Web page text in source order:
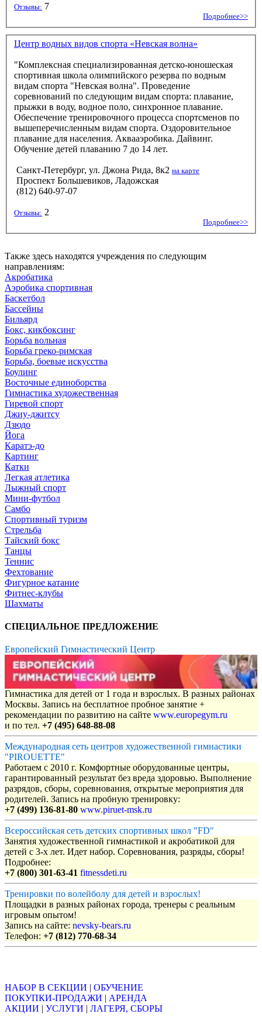
Отзывы: 7
Подробнее>>
Центр водных видов спорта «Невская волна»
"Комплексная специализированная детско-юношеская
спортивная школа олимпийского резерва по водным
видам спорта "Невская волна". Проведение
соревнований по следующим видам спорта: плавание,
прыжки в воду, водное поло, синхронное плавание.
Обеспечение тренировочного процесса спортсменов по
вышеперечисленным видам спорта. Оздоровительное
плавание для населения. Аквааэробика. Дайвинг.
Обучение детей плаванию 7 до 14 лет.
Санкт-Петербург, ул. Джона Рида, 8к2 на карте
Проспект Большевиков, Ладожская
(812) 640-97-07
Отзывы: 2
Подробнее>>
Также здесь находятся учреждения по следующим
направлениям:
Акробатика
Аэробика спортивная
Баскетбол
Бассейны
Бильярд
Бокс, кикбоксинг
Борьба вольная
Борьба греко-римская
Борьба, боевые искусства
Боулинг
Восточные единоборства
Гимнастика художественная
Гиревой спорт
Джиу-джитсу
Дзюдо
Йога
Каратэ-до
Картинг
Катки
Легкая атлетика
Лыжный спорт
Мини-футбол
Самбо
Спортивный туризм
Стрельба
Тайский бокс
Танцы
Теннис
Фехтование
Фигурное катание
Фитнес-клубы
Шахматы
СПЕЦИАЛЬНОЕ ПРЕДЛОЖЕНИЕ
Европейский Гимнастический Центр
Гимнастика для детей от 1 года и взрослых. В разных районах
Москвы. Запись на бесплатное пробное занятие +
рекомендации по развитию на сайте www.europegym.ru
и по тел. +7 (495) 648-88-08
Международная сеть центров художественной гимнастики
"PIROUETTE"
Работаем с 2010 г. Комфортные оборудованные центры,
гарантированный результат без вреда здоровью. Выполнение
разрядов, сборы, соревнования, открытые мероприятия для
родителей. Запись на пробную тренировку:
+7 (499) 136-81-80 www.piruet-msk.ru
Всероссийская сеть детских спортивных школ "FD"
Занятия художественной гимнастикой и акробатикой для
детей с 3-х лет. Идет набор. Соревнования, разряды, сборы!
Подробнее:
+7 (800) 301-63-41 fitnessdeti.ru
Тренировки по волейболу для детей и взрослых!
Площадки в разных районах города, тренеры с реальным
игровым опытом!
Запись на сайте: nevsky-bears.ru
Телефон: +7 (812) 770-68-34
НАБОР В СЕКЦИИ | ОБУЧЕНИЕ
ПОКУПКИ-ПРОДАЖИ | АРЕНДА
АКЦИИ | УСЛУГИ | ЛАГЕРЯ, СБОРЫ